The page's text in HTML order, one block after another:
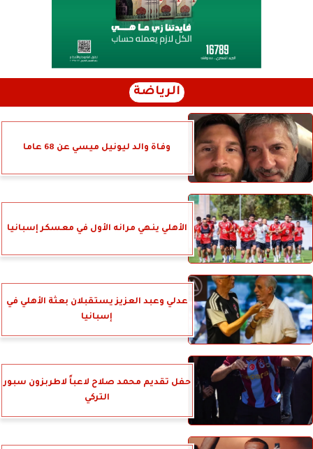
الرياضة
وفاة والد ليونيل ميسي عن 68 عاما
الأهلي ينهي مرانه الأول في معسكر إسبانيا
عدلي وعبد العزيز يستقبلان بعثة الأهلي في
إسبانيا
حفل تقديم محمد صلاح لاعباً لاطربزون سبور
التركي